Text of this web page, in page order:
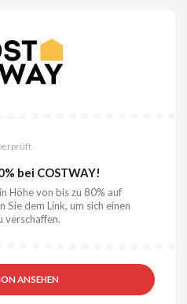
bei COSTWAY!
Höhe von bis zu 80% auf
Sie dem Link, um sich einen
verschaffen.
ANSEHEN